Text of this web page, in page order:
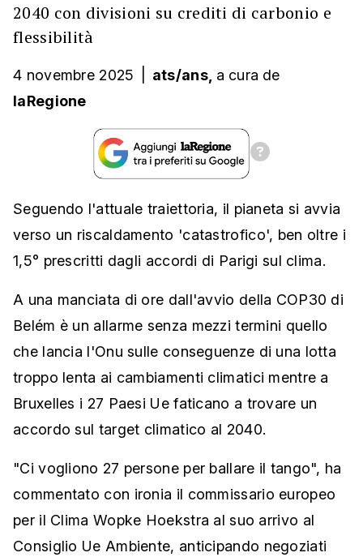
2040 con divisioni su crediti di carbonio e
flessibilità
4 novembre 2025 ats/ans, a cura de
laRegione
Seguendo l'attuale traiettoria, il pianeta si avvia
verso un riscaldamento 'catastrofico', ben oltre i
1,5° prescritti dagli accordi di Parigi sul clima.
A una manciata di ore dall'avvio della COP30 di
Belém è un allarme senza mezzi termini quello
che lancia l'Onu sulle conseguenze di una lotta
troppo lenta ai cambiamenti climatici mentre a
Bruxelles i 27 Paesi Ue faticano a trovare un
accordo sul target climatico al 2040.
"Ci vogliono 27 persone per ballare il tango", ha
commentato con ironia il commissario europeo
per il Clima Wopke Hoekstra al suo arrivo al
Consiglio Ue Ambiente, anticipando negoziati